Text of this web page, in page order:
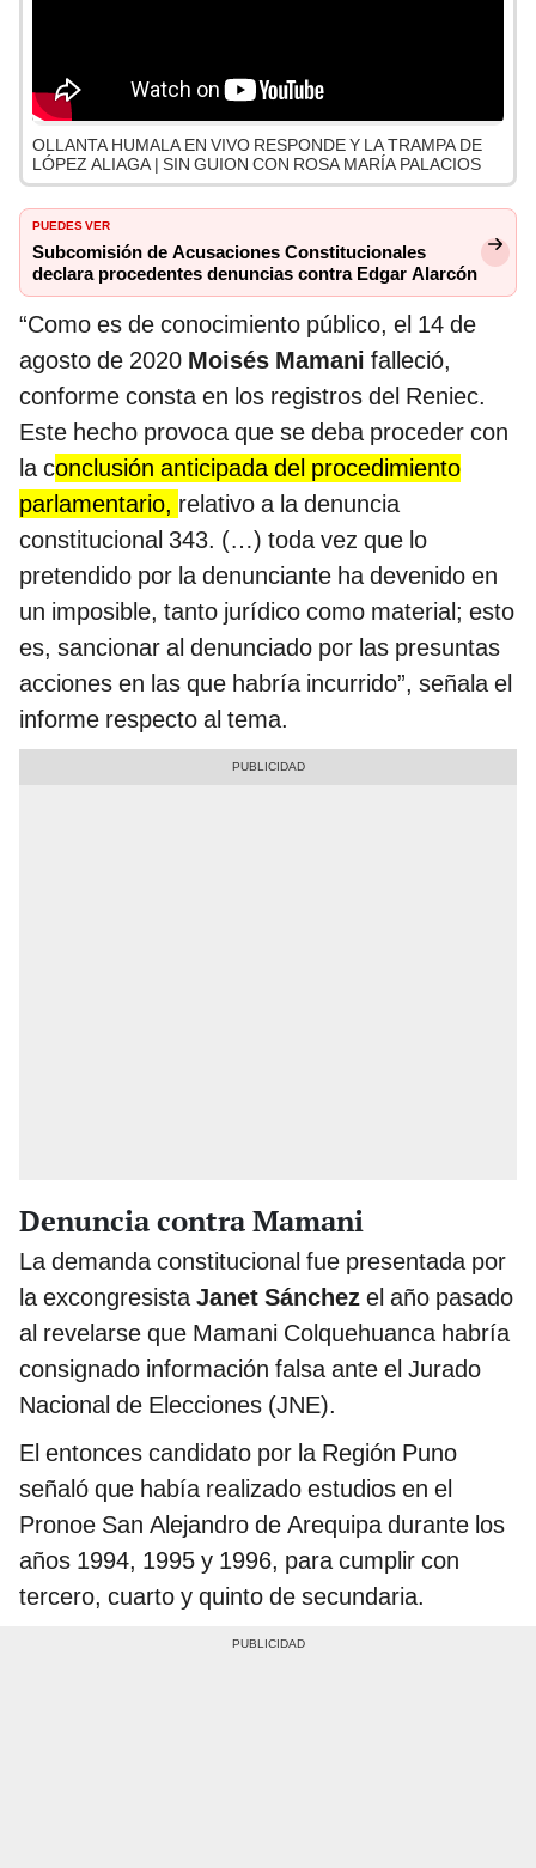
OLLANTA HUMALA EN VIVO RESPONDE Y LA TRAMPA DE
LÓPEZ ALIAGA | SIN GUION CON ROSA MARÍA PALACIOS
PUEDES VER
Subcomisión de Acusaciones Constitucionales
declara procedentes denuncias contra Edgar Alarcón
“Como es de conocimiento público, el 14 de
agosto de 2020 Moisés Mamani falleció,
conforme consta en los registros del Reniec.
Este hecho provoca que se deba proceder con
la conclusión anticipada del procedimiento
parlamentario, relativo a la denuncia
constitucional 343. (…) toda vez que lo
pretendido por la denunciante ha devenido en
un imposible, tanto jurídico como material; esto
es, sancionar al denunciado por las presuntas
acciones en las que habría incurrido”, señala el
informe respecto al tema.
Denuncia contra Mamani
La demanda constitucional fue presentada por
la excongresistaJanet Sánchez el año pasado
al revelarse que Mamani Colquehuanca habría
consignado información falsa ante el Jurado
Nacional de Elecciones (JNE).
El entonces candidato por la Región Puno
señaló que había realizado estudios en el
Pronoe San Alejandro de Arequipa durante los
años 1994, 1995 y 1996, para cumplir con
tercero, cuarto y quinto de secundaria.